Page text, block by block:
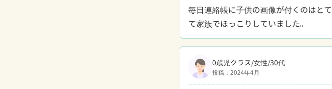
毎日連絡帳に子供の画像が付くのはと
て家族でほっこりしていました。
0歳児クラス/女性/30代
投稿：2024年4月